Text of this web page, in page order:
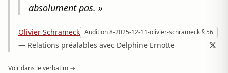
absolument pas. »
Olivier Schrameck Audition 8-2025-12-11-olivier-schrameck § 56
— Relations préalables avec Delphine Ernotte
Voir dans le verbatim →